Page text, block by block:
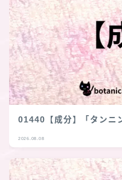
01440【成分】「タンニ
2026.08.08